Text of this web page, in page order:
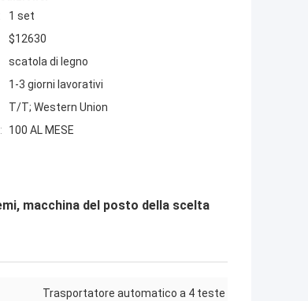
1 set
$12630
scatola di legno
1-3 giorni lavorativi
T/T; Western Union
100 AL MESE
macchina del posto della scelta
Trasportatore automatico a 4 teste